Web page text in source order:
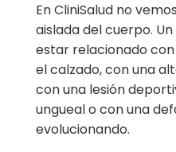
En CliniSalud no
aislada del cuerpo.
estar relacionado
el calzado, con una
con una lesión
ungueal o con una
evolucionando.